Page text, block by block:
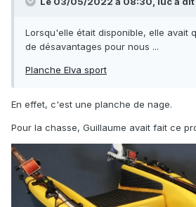
Lorsqu'elle était disponible, elle avait
de désavantages pour nous ...
Planche Elva sport
En effet, c'est une planche de nage.
Pour la chasse, Guillaume avait fait ce